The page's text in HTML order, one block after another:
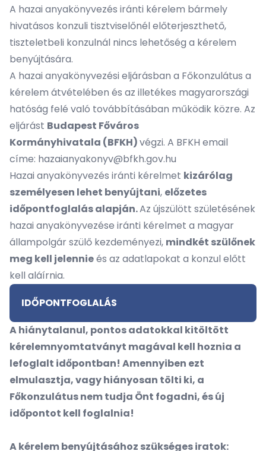
A hazai anyakönyvezés iránti kérelem bármely
hivatásos konzuli tisztviselőnél előterjeszthető,
tiszteletbeli konzulnál nincs lehetőség a kérelem
benyújtására.
A hazai anyakönyvezési eljárásban a Főkonzulátus a
kérelem átvételében és az illetékes magyarországi
hatóság felé való továbbításában működik közre. Az
eljárást Budapest Főváros
Kormányhivatala (BFKH)végzi. A BFKH email
címe: hazaianyakonyv@bfkh.gov.hu
Hazai anyakönyvezés iránti kérelmet kizárólag
személyesen lehet benyújtani, előzetes
időpontfoglalás alapján.Az újszülött születésének
hazai anyakönyvezése iránti kérelmet a magyar
állampolgár szülő kezdeményezi, mindkét szülőnek
meg kell jelennieés az adatlapokat a konzul előtt
kell aláírnia.
IDŐPONTFOGLALÁS
A hiánytalanul, pontos adatokkal kitöltött
kérelemnyomtatványt magával kell hoznia a
lefoglalt időpontban! Amennyiben ezt
elmulasztja, vagy hiányosan tölti ki, a
Főkonzulátus nem tudja Önt fogadni, és új
időpontot kell foglalnia!
A kérelem benyújtásához szükséges iratok: